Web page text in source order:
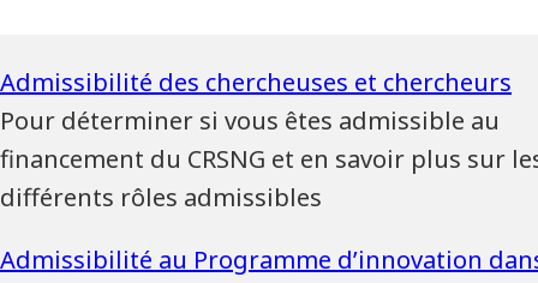
Pour déterminer si vous êtes admissible au
financement du CRSNG et en savoir plus sur
différents rôles admissibles